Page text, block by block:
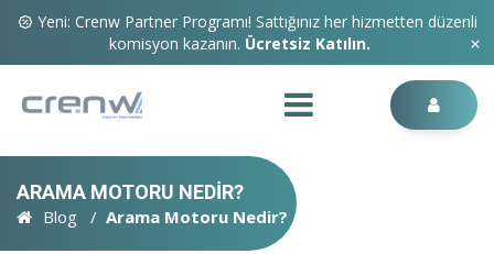
Yeni: Crenw Partner Programı! Sattığınız her hizmetten düzenli
komisyon kazanın. Ücretsiz Katılın.
ARAMA MOTORU NEDIR?
Blog Arama Motoru Nedir?